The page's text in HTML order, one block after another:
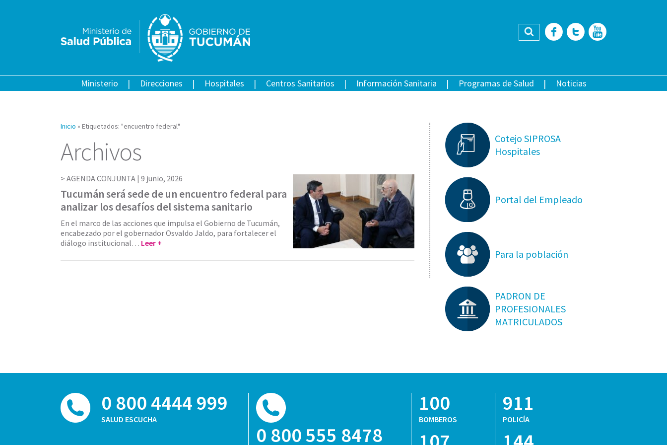
Buscar Facebook
Twitter
Ministerio Direcciones Hospitales Centros Sanitarios Información Sanitaria Programas de Salud Noticias
Inicio » Etiquetados: "encuentro federal"
Archivos
AGENDA CONJUNTA | 9 junio, 2026
Tucumán será sede de un encuentro federal para
analizar los desafíos del sistema sanitario
En el marco de las acciones que impulsa el Gobierno de Tucumán,
encabezado por el gobernador Osvaldo Jaldo, para fortalecer el
diálogo institucional… Leer +
Cotejo SIPROSA
Hospitales
Portal del Empleado
Para la población
PADRON DE
PROFESIONALES
MATRICULADOS
0 800 4444 999
SALUD ESCUCHA
0 800 555 8478
100
BOMBEROS
911
POLICÍA